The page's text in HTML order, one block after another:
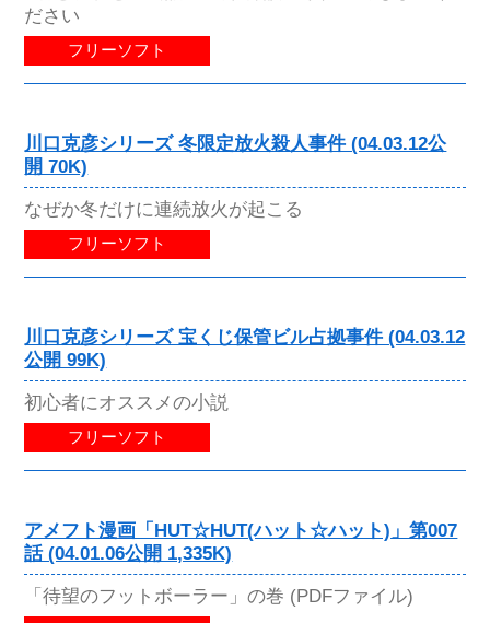
ださい
フリーソフト
川口克彦シリーズ 冬限定放火殺人事件 (04.03.12公
開 70K)
なぜか冬だけに連続放火が起こる
フリーソフト
川口克彦シリーズ 宝くじ保管ビル占拠事件 (04.03.12
公開 99K)
初心者にオススメの小説
フリーソフト
アメフト漫画「HUT☆HUT(ハット☆ハット)」第007
話 (04.01.06公開 1,335K)
「待望のフットボーラー」の巻 (PDFファイル)